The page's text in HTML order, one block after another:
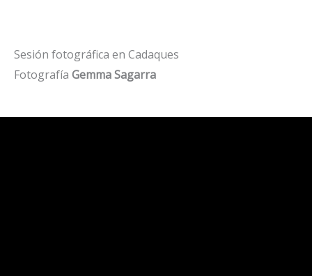
Sesión fotográfica en Cadaques
Fotografía Gemma Sagarra